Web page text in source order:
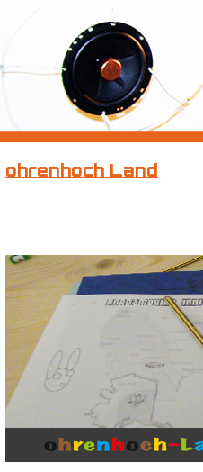
ohrenhoch Land